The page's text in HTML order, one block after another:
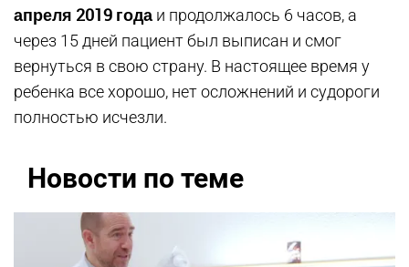
апреля 2019 года и продолжалось 6 часов, а
через 15 дней пациент был выписан и смог
вернуться в свою страну. В настоящее время у
ребенка все хорошо, нет осложнений и судороги
полностью исчезли.
Новости по теме